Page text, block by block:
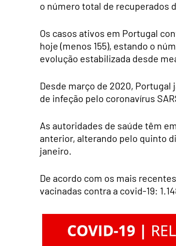
o número total de recuperados
Os casos ativos em Portugal
hoje (menos 155), estando o
evolução estabilizada desde
Desde março de 2020, Portugal
de infeção pelo coronavírus
As autoridades de saúde têm
anterior, alterando pelo quinto
janeiro.
De acordo com os mais
vacinadas contra a covid-19: